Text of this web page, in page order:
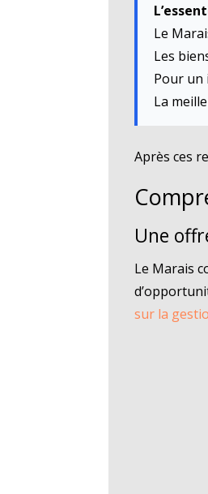
Le
Les
Pour un
La
Après ces
Une
Le Marais
sur la